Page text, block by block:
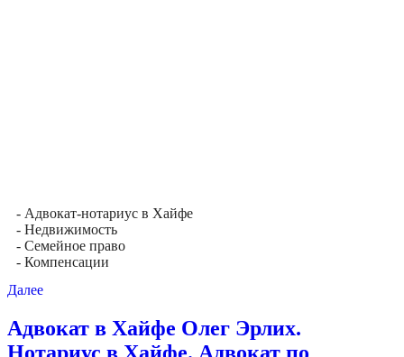
- Адвокат-нотариус в Хайфе
- Недвижимость
- Семейное право
- Компенсации
Далее
Адвокат в Хайфе Олег Эрлих.